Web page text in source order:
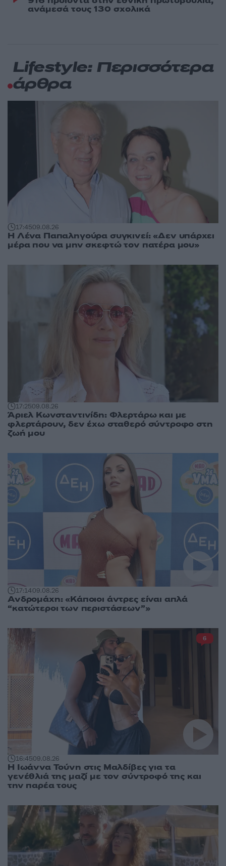
ανάμεσά τους 130 σχολικά
Lifestyle: Περισσότερα
άρθρα
17:4509.08.26
Η Λένα Παπαληγούρα συγκινεί: «Δεν υπάρχει
μέρα που να μην σκεφτώ τον πατέρα μου»
17:2509.08.26
Άριελ Κωνσταντινίδη: Φλερτάρω και με
φλερτάρουν, δεν έχω σταθερό σύντροφο στη
ζωή μου
17:1409.08.26
Ανδρομάχη: «Κάποιοι άντρες είναι απλά
“κατώτεροι των περιστάσεων”»
16:4509.08.26
Η Ιωάννα Τούνη στις Μαλδίβες για τα
γενέθλιά της μαζί με τον σύντροφό της και
την παρέα τους
6